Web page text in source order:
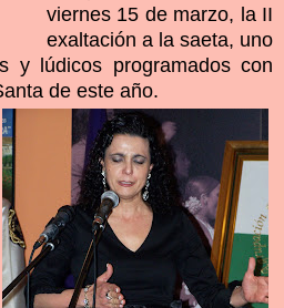
viernes 15 de marzo, la II
exaltación a la saeta, uno
y lúdicos programados con
de este año.